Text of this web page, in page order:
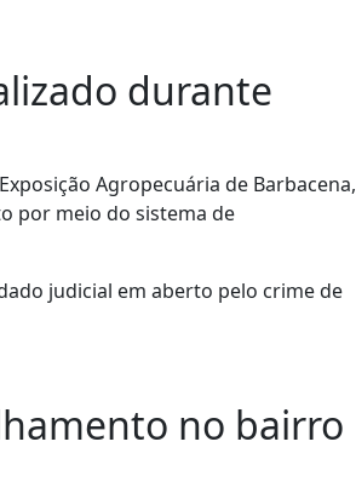
durante
Agropecuária de Barbacena,
por meio do sistema de
judicial em aberto pelo crime de
no bairro